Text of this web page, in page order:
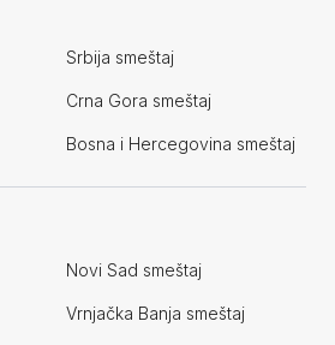
Srbija smeštaj
Crna Gora smeštaj
Bosna i Hercegovina smeštaj
Novi Sad smeštaj
Vrnjačka Banja smeštaj